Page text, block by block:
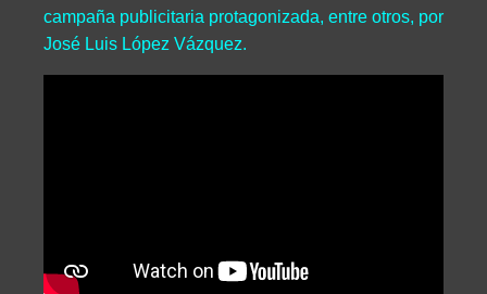
campaña publicitaria protagonizada, entre otros, por
José Luis López Vázquez.